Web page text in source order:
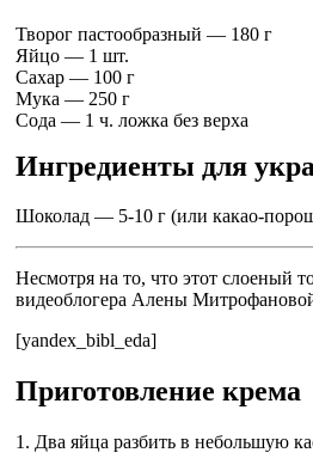
Творог пастообразный — 180 г
Яйцо — 1 шт.
Сахар — 100 г
Мука — 250 г
Сода — 1 ч. ложка без верха
Ингредиенты для
Шоколад — 5-10 г (или какао-
Несмотря на то, что этот слоеный
видеоблогера Алены
[yandex_bibl_eda]
Приготовление крема
1. Два яйца разбить в небольшую